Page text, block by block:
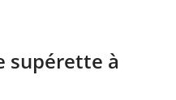
supérette à